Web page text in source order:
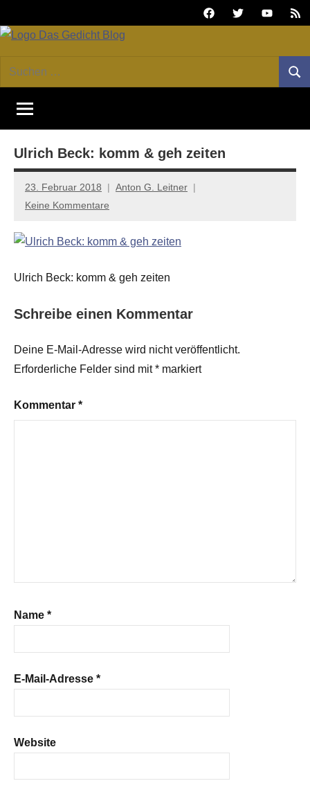
Inhalt
FacebookTwitterYoutube
GEDICHT
blog
Forum
von
DAS
Lyrik,
Essay
Suchen
nach:
Ulrich Beck: komm & geh zeiten
23. Februar 2018
Anton G. Leitner
Keine Kommentare
Ulrich Beck: komm & geh zeiten
Schreibe einen Kommentar
Deine E-Mail-Adresse wird nicht veröffentlicht.
Erforderliche Felder sind mit* markiert
Kommentar *
Name *
E-Mail-Adresse *
Website